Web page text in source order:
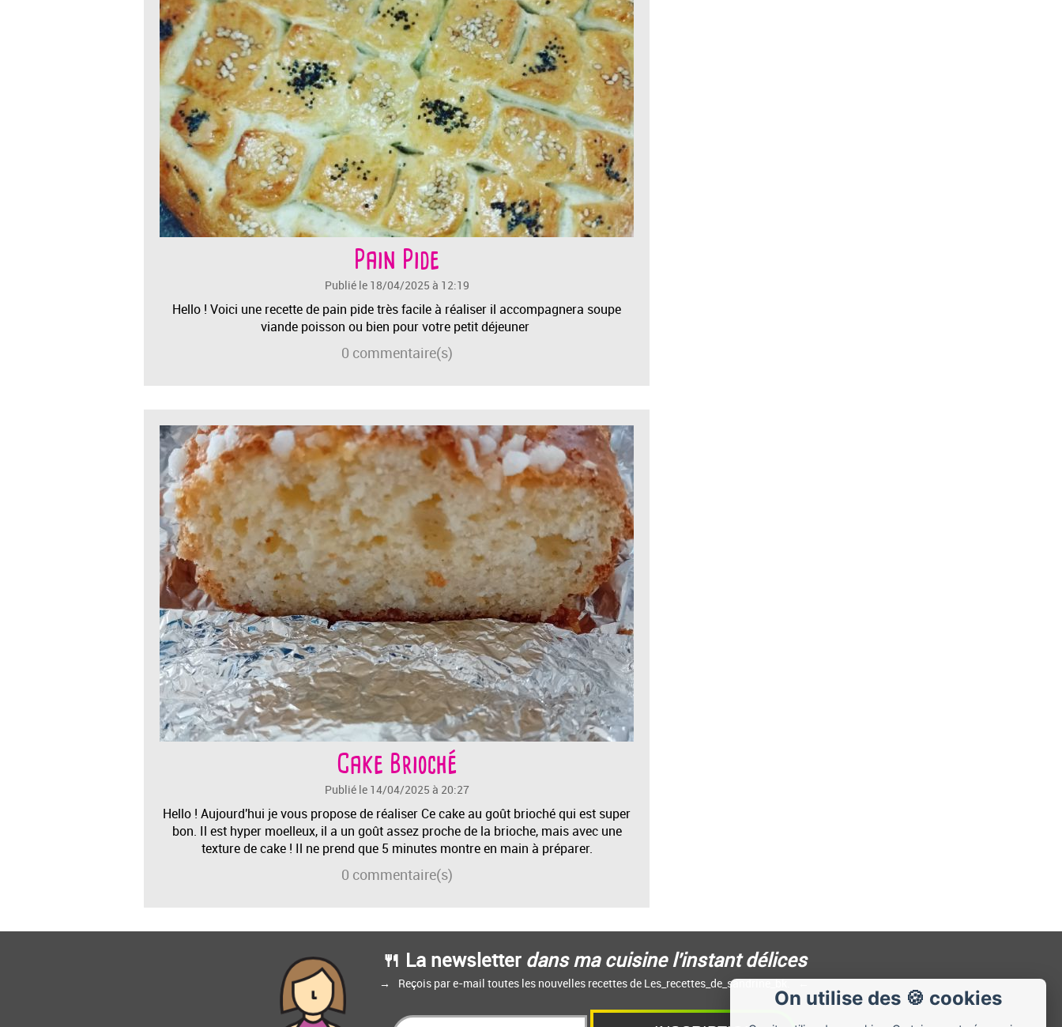
Pain Pide
Publié le 18/04/2025 à 12:19
Hello ! Voici une recette de pain pide très facile à réaliser il accompagnera soupe
viande poisson ou bien pour votre petit déjeuner
0 commentaire(s)
Cake Brioché
Publié le 14/04/2025 à 20:27
Hello ! Aujourd'hui je vous propose de réaliser Ce cake au goût brioché qui est super
bon. Il est hyper moelleux, il a un goût assez proche de la brioche, mais avec une
texture de cake ! Il ne prend que 5 minutes montre en main à préparer.
0 commentaire(s)
On utilise des 🍪 cookies
🍴 La newsletter dans ma cuisine l'instant délices
Reçois par e-mail toutes les nouvelles recettes de Les_recettes_de_sandrine_bk.